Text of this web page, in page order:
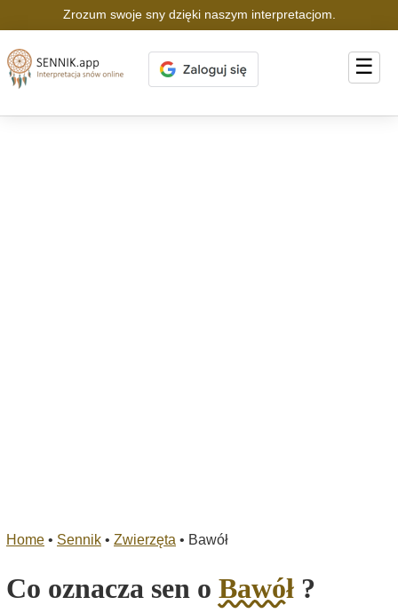
Zrozum swoje sny dzięki naszym interpretacjom.
☰
Home • Sennik • Zwierzęta • Bawół
Co oznacza sen o Bawół ?